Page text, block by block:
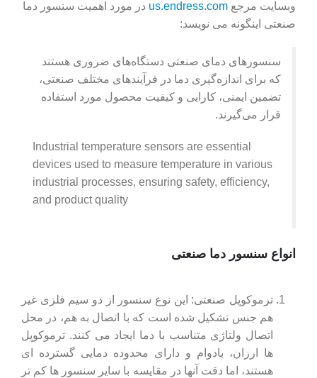
وبسایت مرجع us.endress.com در مورد اهمیت سنسور دما
صنعتی اینگونه می نویسد:
سنسورهای دمای صنعتی دستگاه‌های ضروری هستند
که برای اندازه‌گیری دما در فرآیندهای مختلف صنعتی،
تضمین ایمنی، کارایی و کیفیت محصول مورد استفاده
قرار می‌گیرند.
Industrial temperature sensors are essential
devices used to measure temperature in various
industrial processes, ensuring safety, efficiency,
and product quality
انواع سنسور دما صنعتی
ترموکوپل صنعتی: این نوع سنسور از دو سیم فلزی غیر
هم جنس تشکیل شده است که با اتصال به هم، در محل
اتصال ولتاژی متناسب با دما ایجاد می ‌کنند. ترموکوپل
‌ها ارزان، بادوام و دارای محدوده دمایی گسترده ‌ای
هستند، اما دقت آنها در مقایسه با سایر سنسور ها کم تر